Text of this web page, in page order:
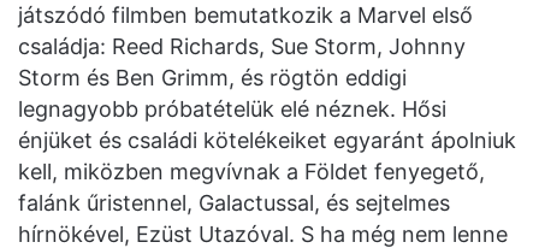
játszódó filmben bemutatkozik a Marvel első
családja: Reed Richards, Sue Storm, Johnny
Storm és Ben Grimm, és rögtön eddigi
legnagyobb próbatételük elé néznek. Hősi
énjüket és családi kötelékeiket egyaránt ápolniuk
kell, miközben megvívnak a Földet fenyegető,
falánk űristennel, Galactussal, és sejtelmes
hírnökével, Ezüst Utazóval. S ha még nem lenne